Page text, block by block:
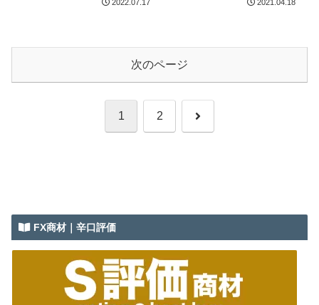
2022.07.17 2021.04.18
次のページ
1 2 次
FX商材｜辛口評価